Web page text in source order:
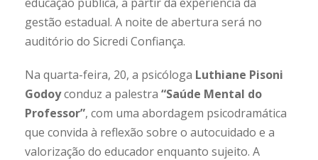
gestão estadual. A noite de abertura será no
auditório do Sicredi Confiança.
Na quarta-feira, 20, a psicóloga Luthiane Pisoni
Godoyconduz a palestra “Saúde Mental do
Professor”, com uma abordagem psicodramática
que convida à reflexão sobre o autocuidado e a
valorização do educador enquanto sujeito. A